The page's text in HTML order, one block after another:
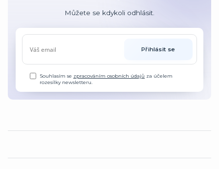
Můžete se kdykoli odhlásit.
Přihlásit se
Souhlasím se zpracováním osobních údajů za účelem
rozesílky newsletteru.